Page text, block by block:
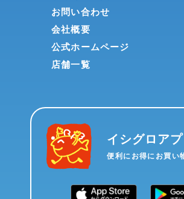
お問い合わせ
会社概要
公式ホームページ
店舗一覧
イシグロアプ
便利にお得にお買い